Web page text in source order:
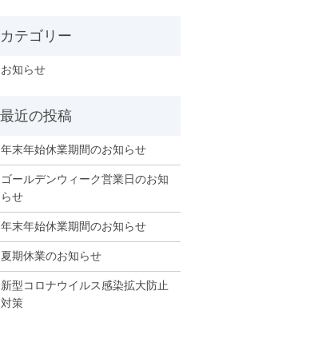
お知らせ
年末年始休業期間のお知らせ
ゴールデンウィーク営業日のお知
らせ
年末年始休業期間のお知らせ
夏期休業のお知らせ
新型コロナウイルス感染拡大防止
対策